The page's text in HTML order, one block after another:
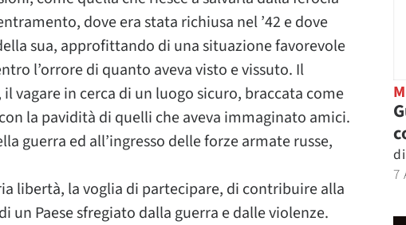
dove era stata richiusa nel ’42 e dove
sua, approfittando di una situazione favorevole
l’orrore di quanto aveva visto e vissuto. Il
vagare in cerca di un luogo sicuro, braccata come
la pavidità di quelli che aveva immaginato amici.
guerra ed all’ingresso delle forze armate russe,
libertà, la voglia di partecipare, di contribuire alla
un Paese sfregiato dalla guerra e dalle violenze.
di
7